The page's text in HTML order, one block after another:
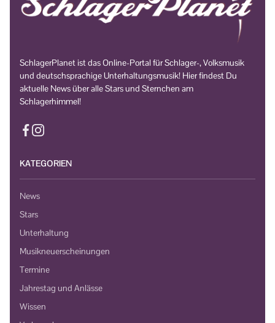
SchlagerPlanet ist das Online-Portal für Schlager-, Volksmusik
und deutschsprachige Unterhaltungsmusik! Hier findest Du
aktuelle News über alle Stars und Sternchen am
Schlagerhimmel!
KATEGORIEN
News
Stars
Unterhaltung
Musikneuerscheinungen
Termine
Jahrestag und Anlässe
Wissen